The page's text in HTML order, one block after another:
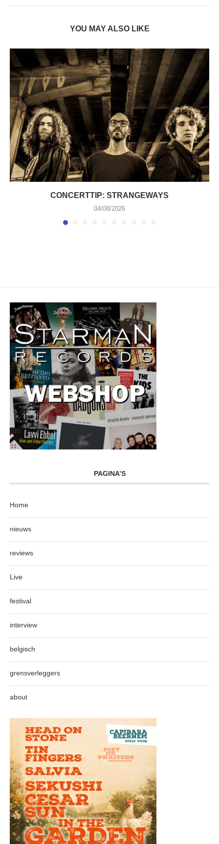
YOU MAY ALSO LIKE
CONCERTTIP: STRANGEWAYS
04/08/2026
PAGINA’S
Home
nieuws
reviews
Live
festival
interview
belgisch
grensverleggers
about